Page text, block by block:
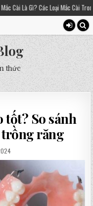
Loại Mắc Cài Trong Niềng Răng –
thức
So sánh
trồng răng